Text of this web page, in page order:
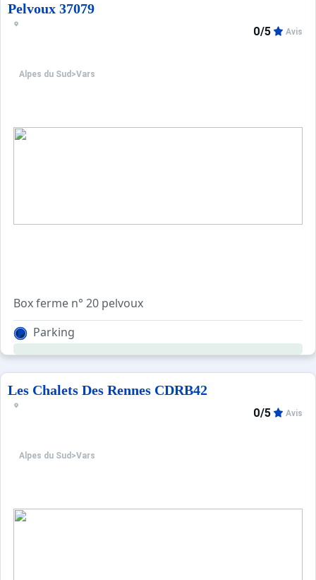
Pelvoux 37079
Alpes du Sud >Vars
0/5 Avis
Box ferme n° 20 pelvoux
Parking
Les Chalets Des Rennes CDRB42
Alpes du Sud >Vars
0/5 Avis